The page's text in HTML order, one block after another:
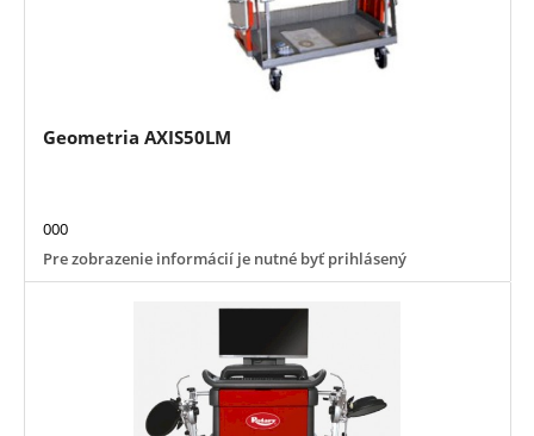
Geometria AXIS50LM
000
Pre zobrazenie informácií je nutné byť prihlásený